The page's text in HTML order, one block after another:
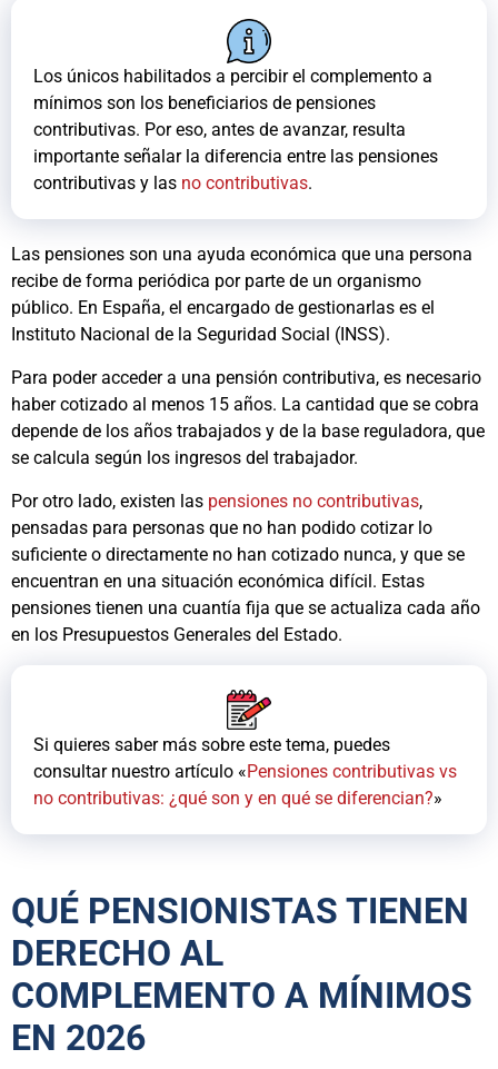
Los únicos habilitados a percibir el complemento a
mínimos son los beneficiarios de pensiones
contributivas. Por eso, antes de avanzar, resulta
importante señalar la diferencia entre las pensiones
contributivas y las no contributivas.
Las pensiones son una ayuda económica que una persona
recibe de forma periódica por parte de un organismo
público. En España, el encargado de gestionarlas es el
Instituto Nacional de la Seguridad Social (INSS).
Para poder acceder a una pensión contributiva, es necesario
haber cotizado al menos 15 años. La cantidad que se cobra
depende de los años trabajados y de la base reguladora, que
se calcula según los ingresos del trabajador.
Por otro lado, existen las pensiones no contributivas,
pensadas para personas que no han podido cotizar lo
suficiente o directamente no han cotizado nunca, y que se
encuentran en una situación económica difícil. Estas
pensiones tienen una cuantía fija que se actualiza cada año
en los Presupuestos Generales del Estado.
Si quieres saber más sobre este tema, puedes
consultar nuestro artículo «Pensiones contributivas vs
no contributivas: ¿qué son y en qué se diferencian?»
QUÉ PENSIONISTAS TIENEN
DERECHO AL
COMPLEMENTO A MÍNIMOS
EN 2026